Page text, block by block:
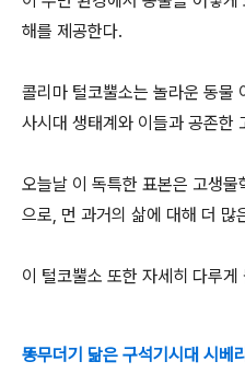
해를 제공한다.
콜리마 털코뿔소는 놀라운 동물
사시대 생태계와 이들과 공존한
오늘날 이 독특한 표본은 고생
으로, 먼 과거의 삶에 대해 더 많
이 털코뿔소 또한 자세히 다루게
똥무더기 닮은 구석기시대 시베